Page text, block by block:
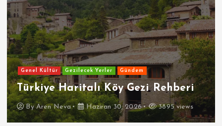
Genel Kültür Gezilecek Yerler Gündem
Türkiye Haritalı Köy Gezi Rehberi
ByAren Neva Haziran 30, 2026 3895 views